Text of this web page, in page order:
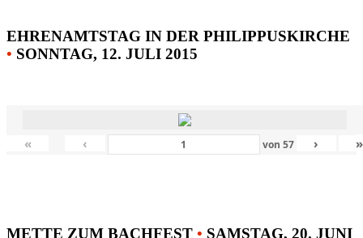
EHRENAMTSTAG IN DER PHILIPPUSKIRCHE
• SONNTAG, 12. JULI 2015
« ‹ von 57 › »
METTE ZUM BACHFEST • SAMSTAG, 20. JUNI